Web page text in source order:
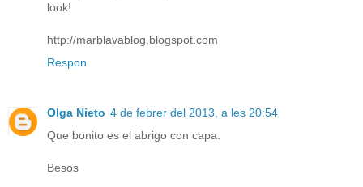
look!
http://marblavablog.blogspot.com
Respon
Olga Nieto 4 de febrer del 2013, a les 20:54
Que bonito es el abrigo con capa.
Besos